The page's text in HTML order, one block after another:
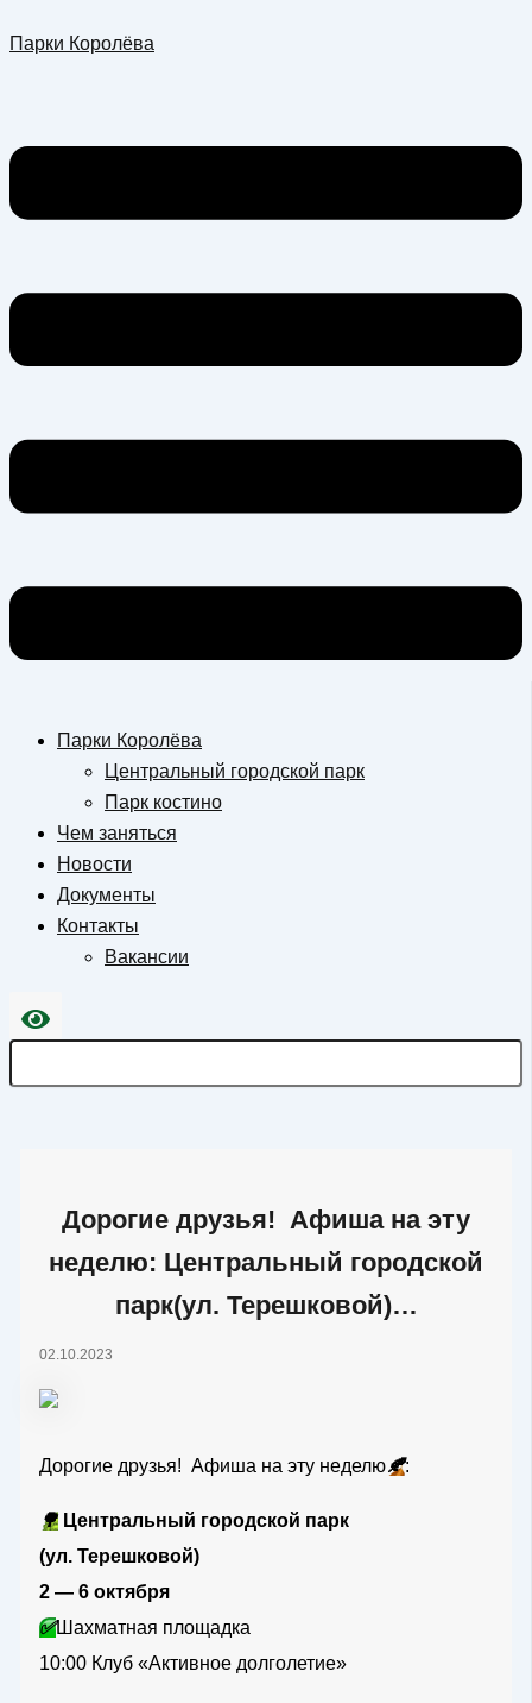
к
Парки Королёва
Парки Королёва
Центральный городской парк
Парк костино
Чем заняться
Новости
Документы
Контакты
Вакансии
Дорогие друзья! Афиша на эту
неделю: Центральный городской
парк(ул. Терешковой)…
02.10.2023
Дорогие друзья! Афиша на эту неделю🍂:
🌳Центральный городской парк
(ул. Терешковой)
2 — 6 октября
✅Шахматная площадка
10:00 Клуб «Активное долголетие»